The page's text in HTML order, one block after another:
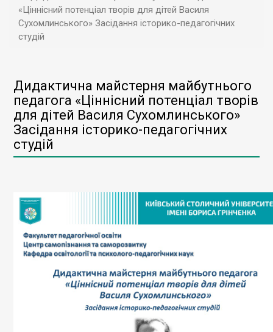
«Ціннісний потенціал творів для дітей Василя
Сухомлинського» Засідання історико-педагогічних
студій
Дидактична майстерня майбутнього
педагога «Ціннісний потенціал творів
для дітей Василя Сухомлинського»
Засідання історико-педагогічних
студій